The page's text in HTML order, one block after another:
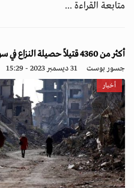
متابعة القراءة ...
أكثر من 4360 قتيلاً حصيلة النزاع في سوريا خلال عام 2023
جسور بوست 31 ديسمبر 2023 - 15:29
أخبار